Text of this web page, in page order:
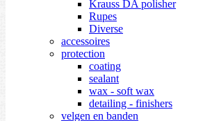
Krauss DA polisher
Rupes
Diverse
accessoires
protection
coating
sealant
wax - soft wax
detailing - finishers
velgen en banden